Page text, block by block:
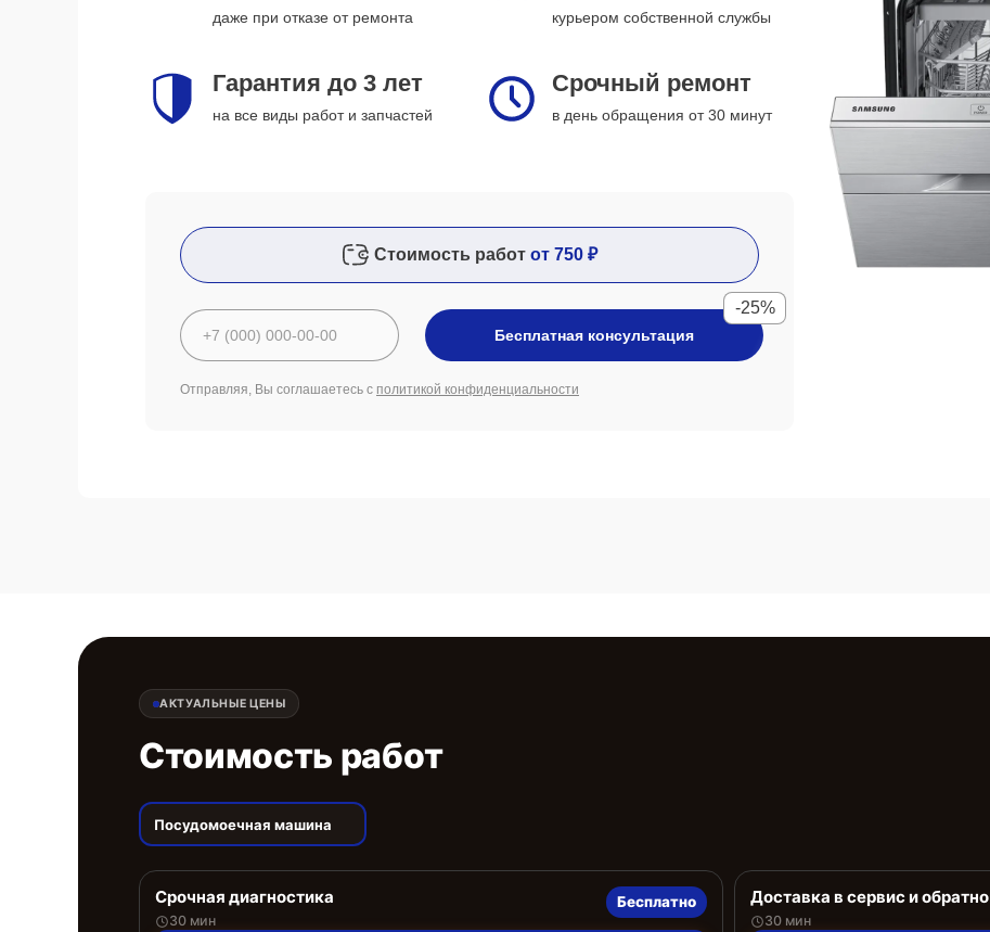
даже при отказе от ремонта курьером собственной службы
Гарантия до 3 лет
на все виды работ и запчастей
Срочный ремонт
в день обращения от 30 минут
Стоимость работ от 750 ₽
Бесплатная консультация
-25%
Отправляя, Вы соглашаетесь с политикой конфиденциальности
АКТУАЛЬНЫЕ ЦЕНЫ
Стоимость работ
Посудомоечная машина
Срочная диагностика
30 мин
Бесплатно Доставка в сервис и обратно
30 мин